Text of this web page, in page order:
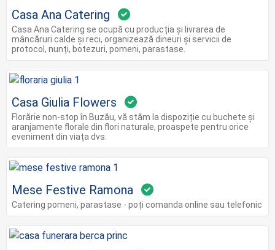
Casa Ana Catering
Casa Ana Catering se ocupă cu producția și livrarea de
mâncăruri calde și reci, organizează dineuri și servicii de
protocol, nunți, botezuri, pomeni, parastase.
Casa Giulia Flowers
Florărie non-stop în Buzău, vă stăm la dispoziție cu buchete și
aranjamente florale din flori naturale, proaspete pentru orice
eveniment din viața dvs.
Mese Festive Ramona
Catering pomeni, parastase - poți comanda online sau telefonic